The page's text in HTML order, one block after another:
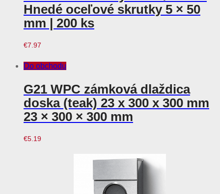
Hnedé oceľové skrutky 5 × 50
mm | 200 ks
€7.97
Do obchodu
G21 WPC zámková dlaždica
doska (teak) 23 x 300 x 300 mm
23 × 300 × 300 mm
€5.19